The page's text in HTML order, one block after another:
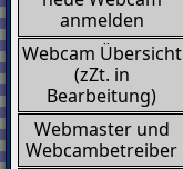
anmelden
Webcam Übersicht
(zZt. in
Bearbeitung)
Webmaster und
Webcambetreiber